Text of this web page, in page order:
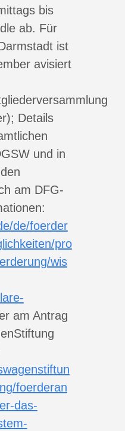
bis
ab. Für
ist
avisiert
Details
und in
am DFG-
de/foerder
pro
wis
am Antrag
foerderan
das-